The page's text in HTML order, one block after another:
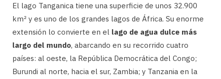
El lago Tanganica tiene una superficie de unos 32.900
km² y es uno de los grandes lagos de África. Su enorme
extensión lo convierte en el lago de agua dulce más
largo del mundo, abarcando en su recorrido cuatro
países: al oeste, la República Democrática del Congo;
Burundi al norte, hacia el sur, Zambia; y Tanzania en la